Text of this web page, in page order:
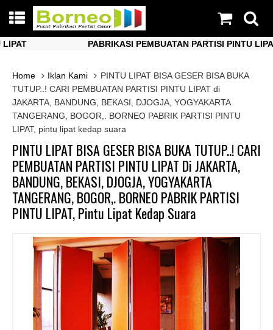
PABRIKASI PEMBUATAN PARTISI PINTU LIPAT
Home
Iklan Kami
PINTU LIPAT BISA GESER BISA BUKA
TUTUP..! CARI PEMBUATAN PARTISI PINTU LIPAT di
JAKARTA, BANDUNG, BEKASI, DJOGJA, YOGYAKARTA
TANGERANG, BOGOR,. BORNEO PABRIK PARTISI PINTU
LIPAT, pintu lipat kedap suara
PINTU LIPAT BISA GESER BISA BUKA TUTUP..! CARI
PEMBUATAN PARTISI PINTU LIPAT Di JAKARTA,
BANDUNG, BEKASI, DJOGJA, YOGYAKARTA
TANGERANG, BOGOR,. BORNEO PABRIK PARTISI
PINTU LIPAT, Pintu Lipat Kedap Suara